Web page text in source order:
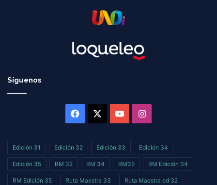
Síguenos
Facebook YouTubeInstagram
Edición 31 Edición 32 Edición 33 Edición 34
Edición 35 RM 32 RM 34 RM35 RM Edición 34
RM Edición 35 Ruta Maestra 33 Ruta Maestra ed 32